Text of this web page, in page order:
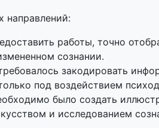
направлений:
работы, точно
сознании.
закодировать
под воздействием
было создать
и исследованием